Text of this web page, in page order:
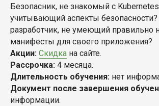
Безопасник, не знакомый с
учитывающий аспекты
разработчик, не умеющий правильно
манифесты для своего приложения?
Акции: Скидка на сайте.
Рассрочка: 4 месяца.
Длительность обучения: нет
Документ после завершения
информации.